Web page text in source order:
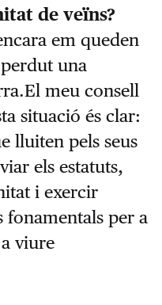
de veïns?
em queden
una
meu consell
situació és clar:
lluiten pels seus
els estatuts,
i exercir
fonamentals per a
viure